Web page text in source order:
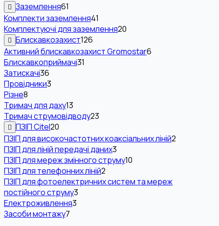
Заземлення61
Комплекти заземлення41
Комплектуючі для заземлення20
Блискавкозахист126
Активний блискавкозахист Gromostar6
Блискавкоприймачі31
Затискачі36
Провідники3
Різне8
Тримач для даху13
Тримач струмовідводу23
ПЗІП Citel20
ПЗІП для високочастотних коаксіальних ліній2
ПЗІП для ліній передачі даних3
ПЗІП для мереж змінного струму10
ПЗІП для телефонних ліній2
ПЗІП для фотоелектричних систем та мереж
постійного струму3
Електроживлення3
Засоби монтажу7